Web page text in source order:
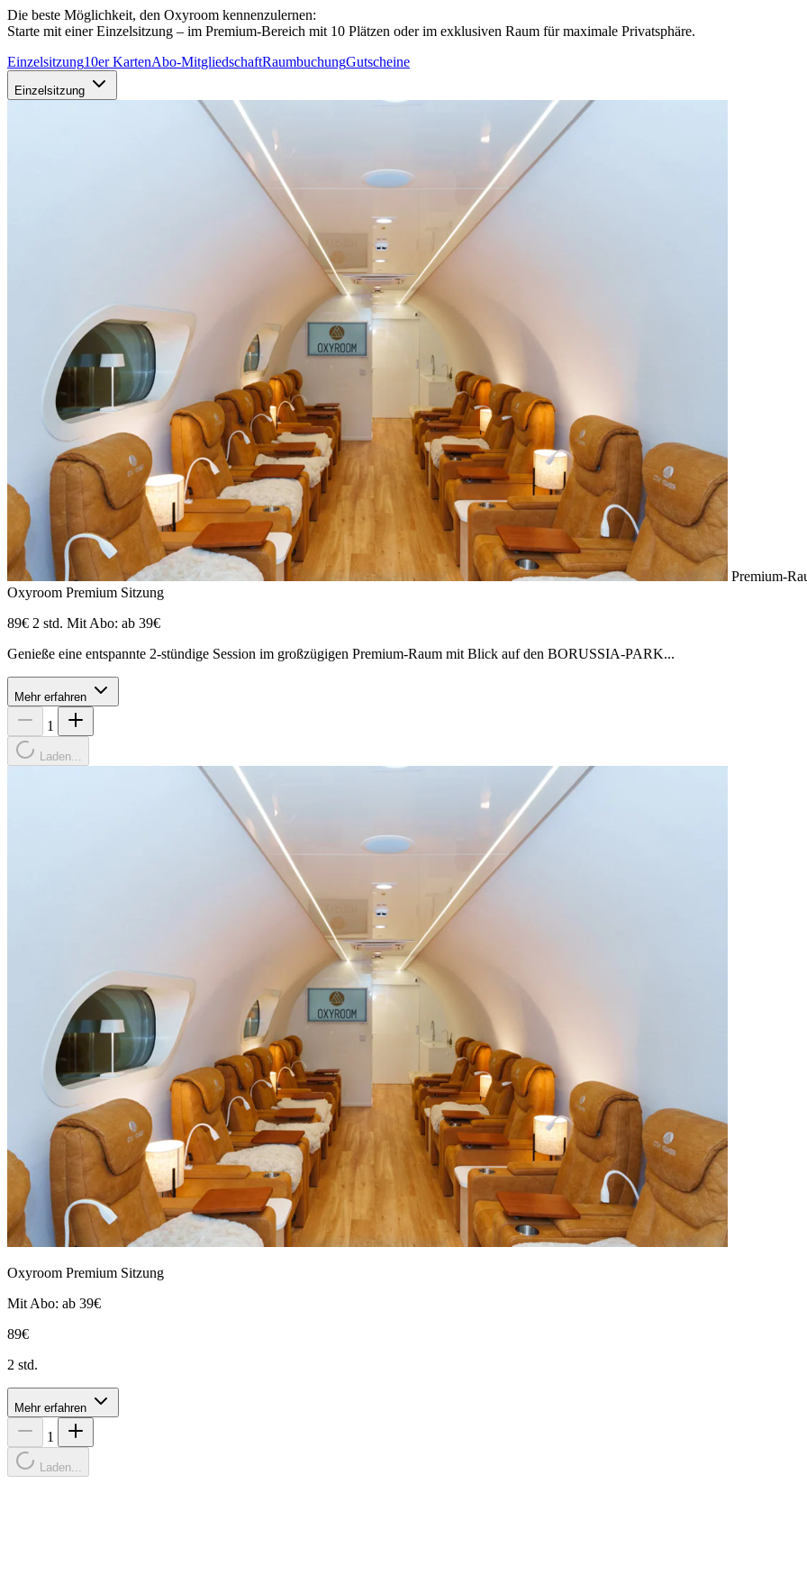
Die beste Möglichkeit, den Oxyroom kennenzulernen:
Starte mit einer Einzelsitzung – im Premium-Bereich mit 10 Plätzen oder im exklusiven Raum für maximale Privatsphäre.
Einzelsitzung10er KartenAbo-MitgliedschaftRaumbuchungGutscheine
Einzelsitzung
Premium-
Oxyroom Premium Sitzung
89€ 2 std. Mit Abo: ab 39€
Genieße eine entspannte 2-stündige Session im großzügigen Premium-Raum mit Blick auf den BORUSSIA-PARK...
Mehr erfahren
1
Laden...
Oxyroom Premium Sitzung
Mit Abo: ab 39€
89€
2 std.
Mehr erfahren
1
Laden...